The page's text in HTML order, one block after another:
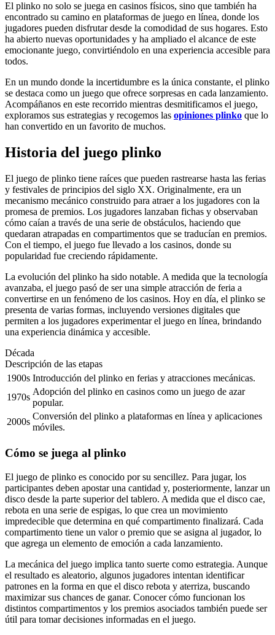
El plinko no solo se juega en casinos físicos, sino que también ha
encontrado su camino en plataformas de juego en línea, donde los
jugadores pueden disfrutar desde la comodidad de sus hogares. Esto
ha abierto nuevas oportunidades y ha ampliado el alcance de este
emocionante juego, convirtiéndolo en una experiencia accesible para
todos.
En un mundo donde la incertidumbre es la única constante, el plinko
se destaca como un juego que ofrece sorpresas en cada lanzamiento.
Acompáñanos en este recorrido mientras desmitificamos el juego,
exploramos sus estrategias y recogemos las opiniones plinko que lo
han convertido en un favorito de muchos.
Historia del juego plinko
El juego de plinko tiene raíces que pueden rastrearse hasta las ferias
y festivales de principios del siglo XX. Originalmente, era un
mecanismo mecánico construido para atraer a los jugadores con la
promesa de premios. Los jugadores lanzaban fichas y observaban
cómo caían a través de una serie de obstáculos, haciendo que
quedaran atrapadas en compartimentos que se traducían en premios.
Con el tiempo, el juego fue llevado a los casinos, donde su
popularidad fue creciendo rápidamente.
La evolución del plinko ha sido notable. A medida que la tecnología
avanzaba, el juego pasó de ser una simple atracción de feria a
convertirse en un fenómeno de los casinos. Hoy en día, el plinko se
presenta de varias formas, incluyendo versiones digitales que
permiten a los jugadores experimentar el juego en línea, brindando
una experiencia dinámica y accesible.
Década
Descripción de las etapas
1900s Introducción del plinko en ferias y atracciones mecánicas.
1970s
Adopción del plinko en casinos como un juego de azar
popular.
2000s
Conversión del plinko a plataformas en línea y aplicaciones
móviles.
Cómo se juega al plinko
El juego de plinko es conocido por su sencillez. Para jugar, los
participantes deben apostar una cantidad y, posteriormente, lanzar un
disco desde la parte superior del tablero. A medida que el disco cae,
rebota en una serie de espigas, lo que crea un movimiento
impredecible que determina en qué compartimento finalizará. Cada
compartimento tiene un valor o premio que se asigna al jugador, lo
que agrega un elemento de emoción a cada lanzamiento.
La mecánica del juego implica tanto suerte como estrategia. Aunque
el resultado es aleatorio, algunos jugadores intentan identificar
patrones en la forma en que el disco rebota y aterriza, buscando
maximizar sus chances de ganar. Conocer cómo funcionan los
distintos compartimentos y los premios asociados también puede ser
útil para tomar decisiones informadas en el juego.